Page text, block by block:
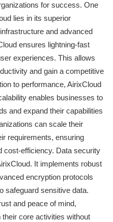
for success. One
lies in its superior
and advanced
ensures lightning-fast
experiences. This allows
and gain a competitive
to performance, AirixCloud
enables businesses to
and expand their capabilities
can scale their
requirements, ensuring
cost-efficiency. Data security
It implements robust
encryption protocols
safeguard sensitive data.
and peace of mind,
core activities without